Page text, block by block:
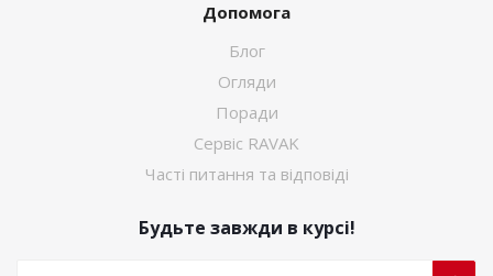
Допомога
Блог
Огляди
Поради
Сервіс RAVAK
Часті питання та відповіді
Будьте завжди в курсі!